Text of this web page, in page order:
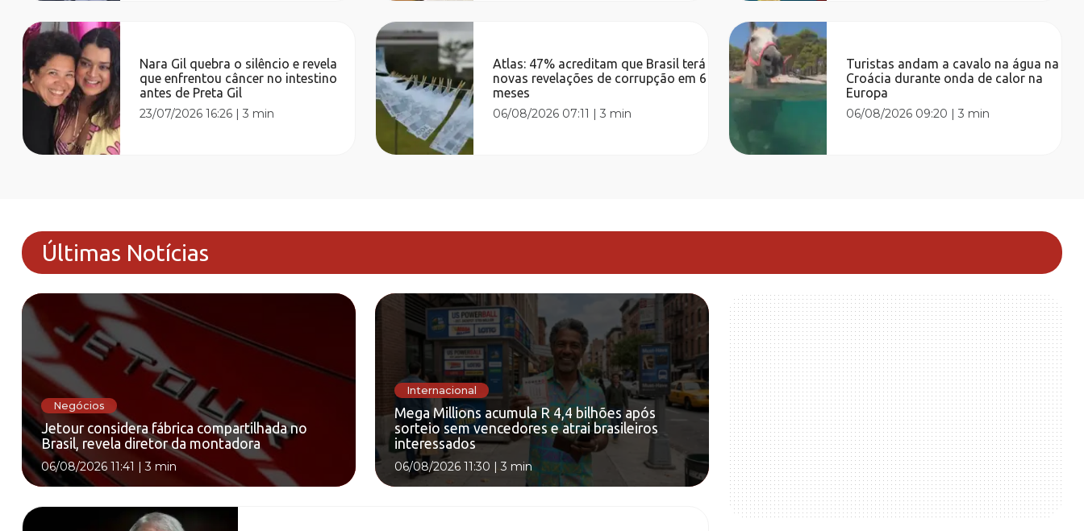
Nara Gil quebra o silêncio e revela
que enfrentou câncer no intestino
antes de Preta Gil
23/07/2026 16:26 |3 min
Atlas: 47% acreditam que Brasil terá
novas revelações de corrupção em 6
meses
06/08/2026 07:11 |3 min
Turistas andam a cavalo na água na
Croácia durante onda de calor na
Europa
06/08/2026 09:20 |3 min
Últimas Notícias
Negócios
Jetour considera fábrica compartilhada no
Brasil, revela diretor da montadora
06/08/2026 11:41 |3 min
Internacional
Mega Millions acumula R 4,4 bilhões após
sorteio sem vencedores e atrai brasileiros
interessados
06/08/2026 11:30 |3 min